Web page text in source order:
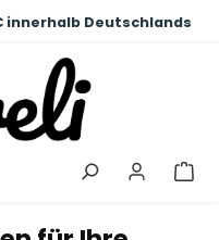
innerhalb Deutschlands